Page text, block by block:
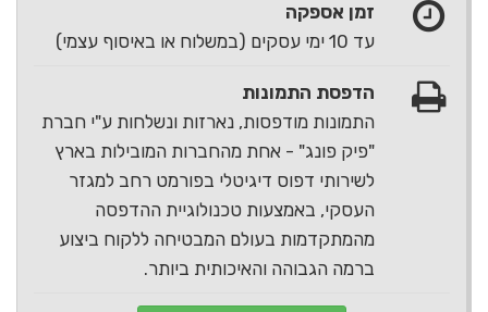
זמן אספקה
עד 10 ימי עסקים (במשלוח או באיסוף עצמי)
הדפסת התמונות
התמונות מודפסות, נארזות ונשלחות ע"י חברת
"פיק פונג" - אחת מהחברות המובילות בארץ
לשירותי דפוס דיגיטלי בפורמט רחב למגזר
העסקי, באמצעות טכנולוגיית ההדפסה
מהמתקדמות בעולם המבטיחה ללקוח ביצוע
ברמה הגבוהה והאיכותית ביותר.